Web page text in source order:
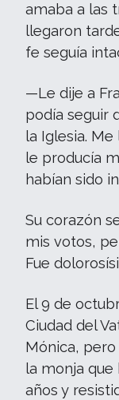
amaba a las
llegaron
fe seguía
—Le dije a
podía seguir
la Iglesia.
le producía
habían sido
Su corazón
mis votos,
Fue
El 9 de
Ciudad del
Mónica, pero
la monja que
años y